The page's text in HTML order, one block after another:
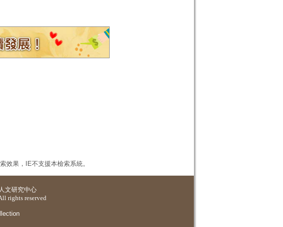
效果，IE不支援本檢索系統。
文研究中心
rights reserved